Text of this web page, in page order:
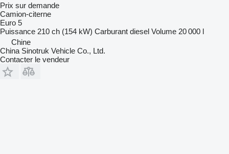
Prix sur demande
Camion-citerne
Euro 5
Puissance 210 ch (154 kW) Carburant diesel Volume 20 000 l
Chine
China Sinotruk Vehicle Co., Ltd.
Contacter le vendeur